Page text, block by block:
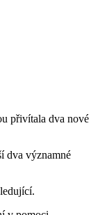
přivítala dva nové
dva významné